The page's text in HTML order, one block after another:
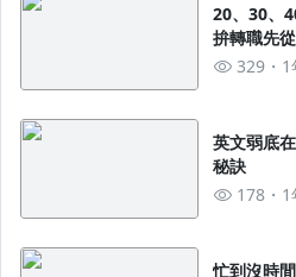
20、30、
拚轉職先
329
1
英文弱底
秘訣
178
1
忙到沒時